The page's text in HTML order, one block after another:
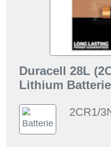
Duracell 28L
Lithium Batterie
2CR1/